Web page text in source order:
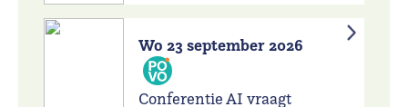
Wo 23 september 2026
Conferentie AI vraagt